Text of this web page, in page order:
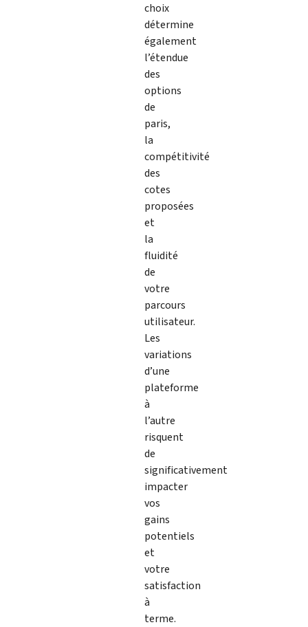
choix
détermine
également
l’étendue
des
options
de
paris,
la
compétitivité
des
cotes
proposées
et
la
fluidité
de
votre
parcours
utilisateur.
Les
variations
d’une
plateforme
à
l’autre
risquent
de
significativement
impacter
vos
gains
potentiels
et
votre
satisfaction
à
terme.